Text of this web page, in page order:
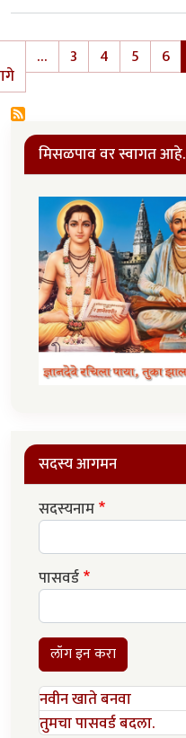
Pagination
Previous page
… 3 4 5 6
मिसळपाव वर स्वागत आहे.
सदस्य आगमन
सदस्यनाम
पासवर्ड
लॉग इन करा
नवीन खाते बनवा
तुमचा पासवर्ड बदला.